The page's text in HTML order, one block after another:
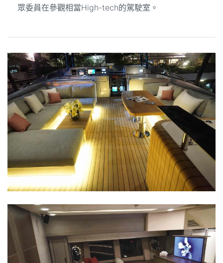
眾委員在參觀相當High-tech的駕駛室。